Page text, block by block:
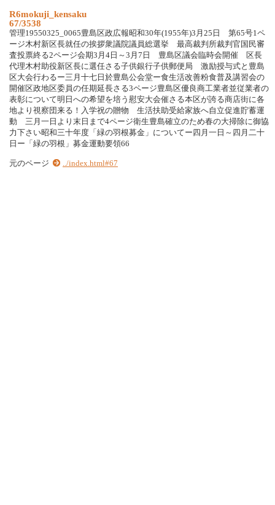
R6mokuji_kensaku
67/3538
管理19550325_0065豊島区政広報昭和30年(1955年)3月25日 第65号1ペ
ージ木村新区長就任の挨拶衆議院議員総選挙 最高裁判所裁判官国民審
査投票終る2ページ会期3月4日～3月7日 豊島区議会臨時会開催 区長
代理木村助役新区長に選任さる子供銀行子供郵便局 激励授与式と豊島
区大会行わるー三月十七日於豊島公会堂ー食生活改善粉食普及講習会の
開催区政地区委員の任期延長さる3ページ豊島区優良商工業者並従業者の
表彰について明日への希望を培う慰安大会催さる本区が誇る商店街に各
地より視察団来る！入学祝の贈物 生活扶助受給家族へ自立促進貯蓄運
動 三月一日より末日まで4ページ衛生豊島確立のため春の大掃除に御協
力下さい昭和三十年度「緑の羽根募金」についてー四月一日～四月二十
日ー「緑の羽根」募金運動要領66
元のページ ../index.html#67